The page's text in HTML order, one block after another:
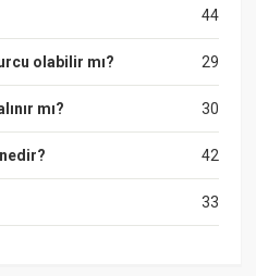
44
29
olabilir mı?
30
mı?
42
33